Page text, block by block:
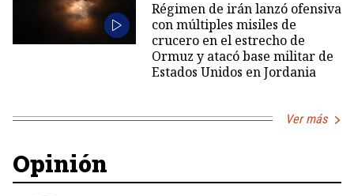
Régimen de irán lanzó ofensiva
con múltiples misiles de
crucero en el estrecho de
Ormuz y atacó base militar de
Estados Unidos en Jordania
Ver más
Opinión